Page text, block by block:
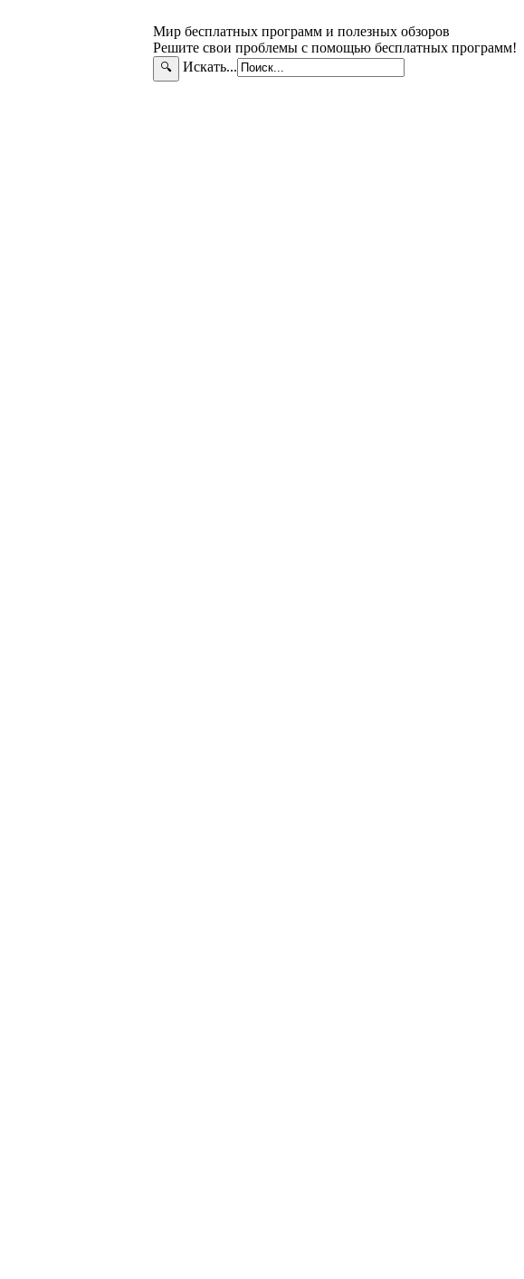
Мир бесплатных программ и полезных обзоров
Решите свои проблемы с помощью бесплатных программ!
🔍 Искать...